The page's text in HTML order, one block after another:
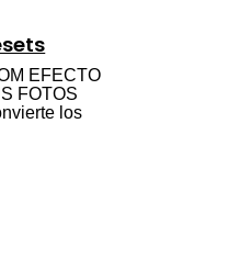
EFECTO
FOTOS
los